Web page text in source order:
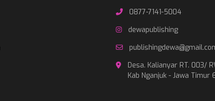
0877-7141-5004
dewapublishing
Desa. Kalianyar RT. 003/
Kab Nganjuk - Jawa Timur